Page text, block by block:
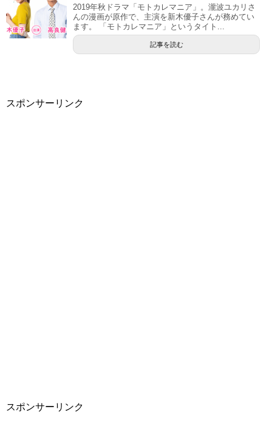
2019年秋ドラマ「モトカレマニア」。瀧波ユカリさ
んの漫画が原作で、主演を新木優子さんが務めてい
ます。 「モトカレマニア」というタイト...
記事を読む
スポンサーリンク
スポンサーリンク